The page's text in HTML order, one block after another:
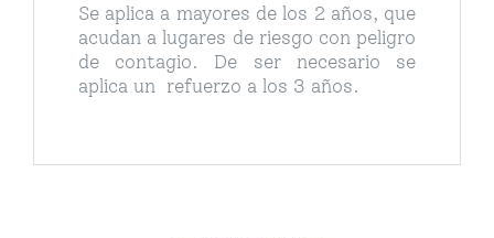
Se aplica a mayores de los 2 años, que
acudan a lugares de riesgo con peligro
de contagio. De ser necesario se
aplica un refuerzo a los 3 años.